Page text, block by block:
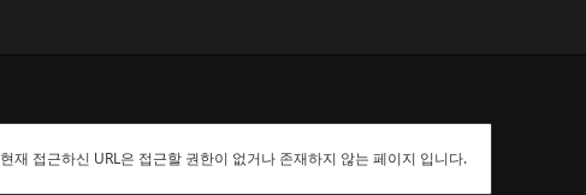
현재 접근하신 URL은 접근할 권한이 없거나 존재하지 않는 페이지 입니다.